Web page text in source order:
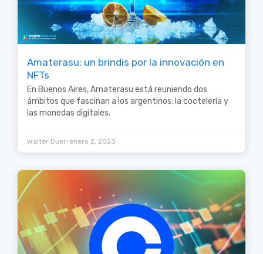
Amaterasu: un brindis por la innovación en
NFTs
En Buenos Aires, Amaterasu está reuniendo dos
ámbitos que fascinan a los argentinos: la coctelería y
las monedas digitales.
Walter Duer•enero 2, 2023